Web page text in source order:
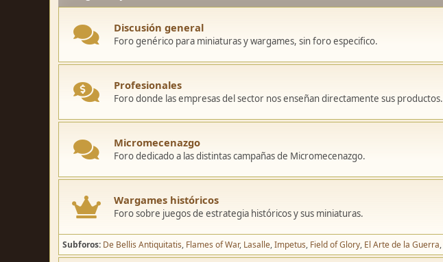
Discusión general
Foro genérico para miniaturas y wargames, sin foro especifico.
Profesionales
Foro donde las empresas del sector nos enseñan directamente sus productos.
Micromecenazgo
Foro dedicado a las distintas campañas de Micromecenazgo.
Wargames históricos
Foro sobre juegos de estrategia históricos y sus miniaturas.
Subforos De Bellis Antiquitatis Flames of War Lasalle Impetus Field of Glory El Arte de la Guerra